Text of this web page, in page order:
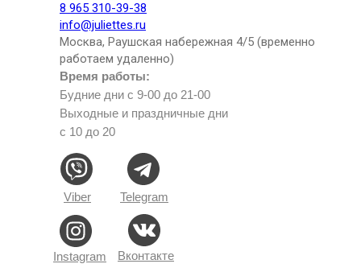
Время работы:
Будние дни с 9-00 до 21-00
Выходные и праздничные дни
с 10 до 20
Telegram
Viber
Instagram
8 965 310-39-38
info@juliettes.ru
Москва, Раушская набережная 4/5 (временно
работаем удаленно)
Вконтакте